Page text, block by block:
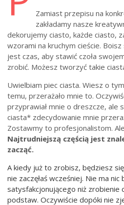
Zamiast przepisu na
zakładamy nasze
dekorujemy ciasto, każde ciasto,
wzorami na kruchym cieście.
jest czas, aby stawić czoła
zrobić. Możesz tworzyć takie
Uwielbiam piec ciasta. Wiesz o
temu, przerażało mnie to.
przyprawiał mnie o dreszcze, ale
ciasta* zdecydowanie mnie
Zostawmy to profesjonalistom.
Najtrudniejszą częścią jest
zacząć.
A kiedy już to zrobisz, będziesz
nie zaczęłaś wcześniej. Nie ma nic
satysfakcjonującego niż zrobienie
podstaw. Oczywiście dopóki nie